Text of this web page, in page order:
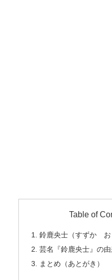
Table of
鈴鹿央士（すずか お
芸名『鈴鹿央士』の
まとめ（あとがき）